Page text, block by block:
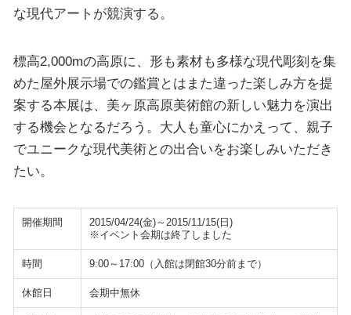
な現代アートが競演する。
標高2,000mの高原に、形も素材も多様な現代彫刻を集
めた屋外展示場での鑑賞とはまた違った楽しみ方を提
案する本展は、美ヶ原高原美術館の新しい魅力を演出
する機会となるだろう。大人も童心にかえって、親子
でユニークな現代美術との出合いをお楽しみいただき
たい。
開催期間
2015/04/24(金)～2015/11/15(日)
※イベント会期は終了しました
時間 9:00～17:00（入館は閉館30分前まで）
休館日 会期中無休